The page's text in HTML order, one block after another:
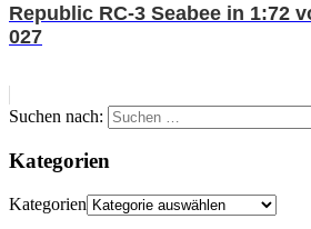
Republic RC-3 Seabee in 1:72
027
Suchen nach:
Kategorien
Kategorien